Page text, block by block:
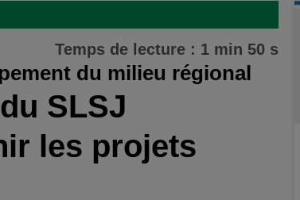
Temps de lecture : 1 min 50 s
du milieu régional
SLSJ
les projets